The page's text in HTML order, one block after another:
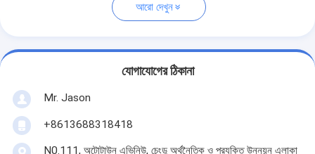
আরো দেখুন
যোগাযোগের ঠিকানা
Mr. Jason
+8613688318418
N0.111, অটোটাউন এভিনিউ, চেংডু অর্থনৈতিক ও প্রযুক্তি উন্নয়ন এলাকা